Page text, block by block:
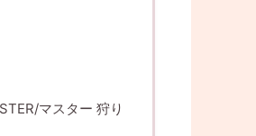
マスター 狩り